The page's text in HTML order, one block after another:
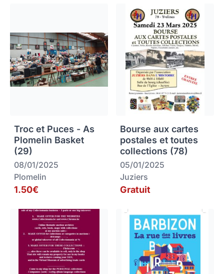
Troc et Puces - As
Plomelin Basket
(29)
08/01/2025
Plomelin
1.50€
Bourse aux cartes
postales et toutes
collections (78)
05/01/2025
Juziers
Gratuit